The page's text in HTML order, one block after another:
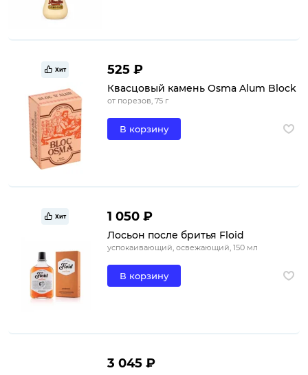
Хит 525 ₽
Квасцовый камень Osma Alum Block
от порезов, 75 г
В корзину
Хит 1 050 ₽
Лосьон после бритья Floid
успокаивающий, освежающий, 150 мл
В корзину
3 045 ₽